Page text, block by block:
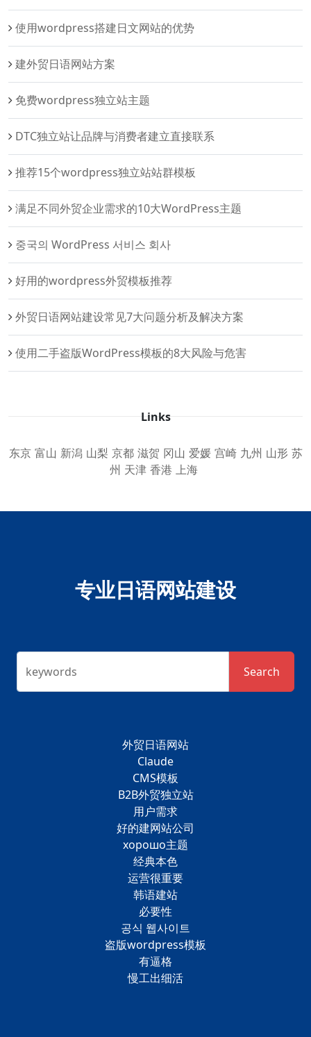
使用wordpress搭建日文网站的优势
建外贸日语网站方案
免费wordpress独立站主题
DTC独立站让品牌与消费者建立直接联系
推荐15个wordpress独立站站群模板
满足不同外贸企业需求的10大WordPress主题
중국의 WordPress 서비스 회사
好用的wordpress外贸模板推荐
外贸日语网站建设常见7大问题分析及解决方案
使用二手盗版WordPress模板的8大风险与危害
Links
东京 富山 新潟 山梨 京都 滋贺 冈山 爱媛 宫崎 九州 山形 苏
州 天津 香港 上海
专业日语网站建设
keywords Search
外贸日语网站
Claude
CMS模板
B2B外贸独立站
用户需求
好的建网站公司
хорошо主题
经典本色
运营很重要
韩语建站
必要性
공식 웹사이트
盗版wordpress模板
有逼格
慢工出细活